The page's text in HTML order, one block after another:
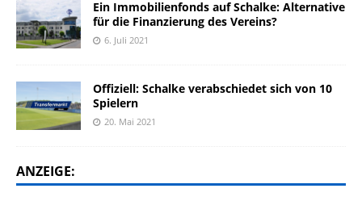
Ein Immobilienfonds auf Schalke: Alternative
für die Finanzierung des Vereins?
6. Juli 2021
Offiziell: Schalke verabschiedet sich von 10
Spielern
20. Mai 2021
ANZEIGE: